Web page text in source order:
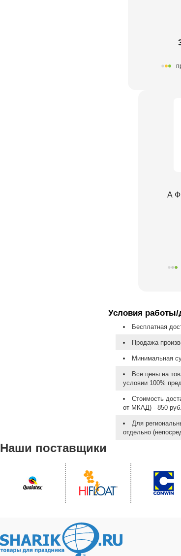
А
Условия работы/
Бесплатная
Продажа
Минимальная
Все цены на
условии 100%
Стоимость
от МКАД) - 850
Для
отдельно
Наши поставщики